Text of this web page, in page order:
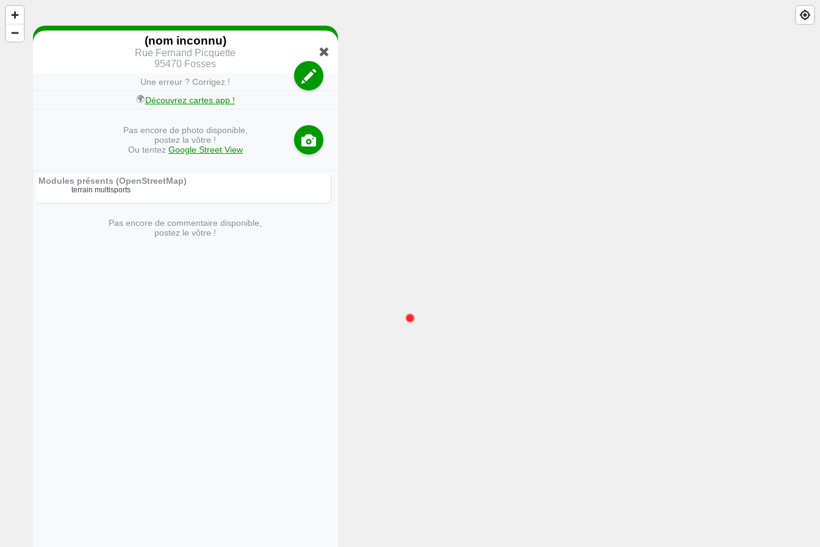
(nom inconnu)
Rue Fernand Picquette
95470 Fosses
Une erreur ? Corrigez !
🌍Découvrez cartes.app !
Pas encore de photo disponible,
postez la vôtre !
Ou tentez Google Street View
Modules présents (OpenStreetMap)
terrain multisports
Pas encore de commentaire disponible,
postez le vôtre !